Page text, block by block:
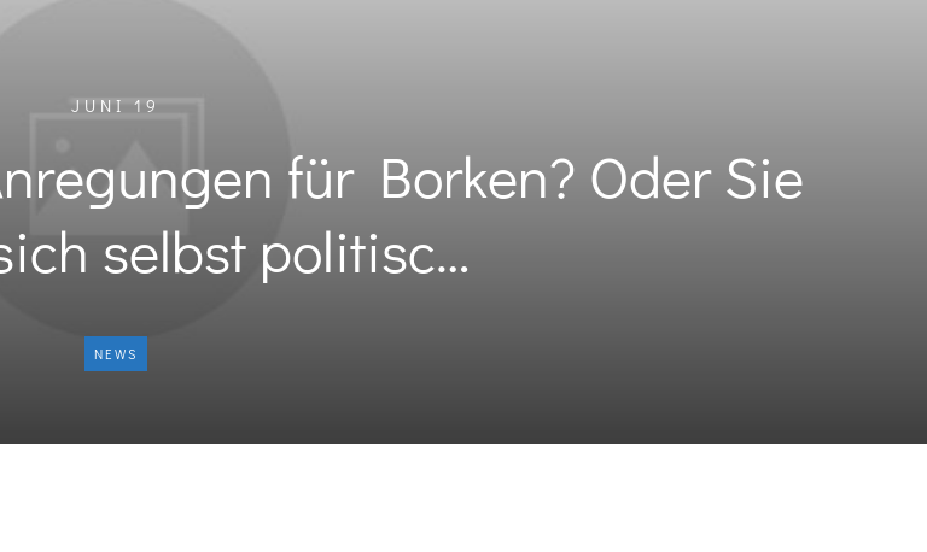
JUNI 19
für Borken? Oder Sie
selbst politisc…
NEWS